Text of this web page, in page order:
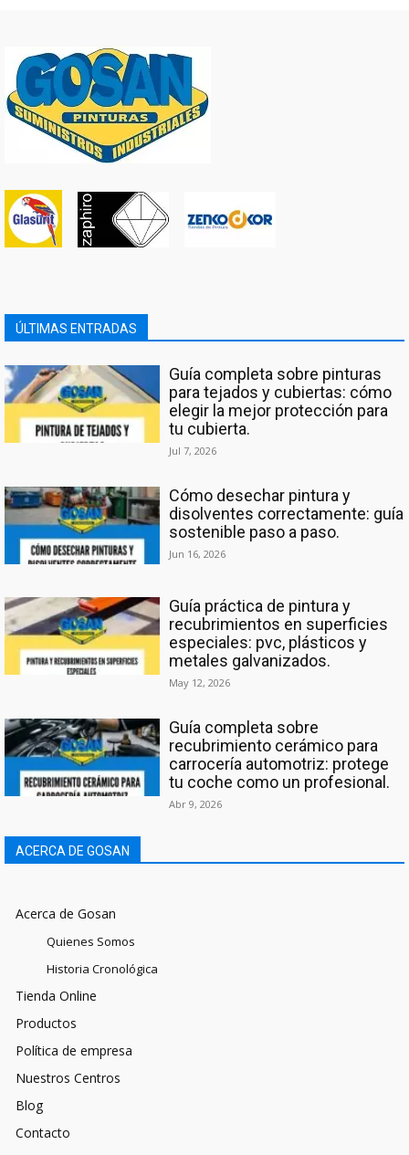
ÚLTIMAS ENTRADAS
Guía completa sobre pinturas
para tejados y cubiertas: cómo
elegir la mejor protección para
tu cubierta.
Jul 7, 2026
Cómo desechar pintura y
disolventes correctamente: guía
sostenible paso a paso.
Jun 16, 2026
Guía práctica de pintura y
recubrimientos en superficies
especiales: pvc, plásticos y
metales galvanizados.
May 12, 2026
Guía completa sobre
recubrimiento cerámico para
carrocería automotriz: protege
tu coche como un profesional.
Abr 9, 2026
ACERCA DE GOSAN
Acerca de Gosan
Quienes Somos
Historia Cronológica
Tienda Online
Productos
Política de empresa
Nuestros Centros
Blog
Contacto